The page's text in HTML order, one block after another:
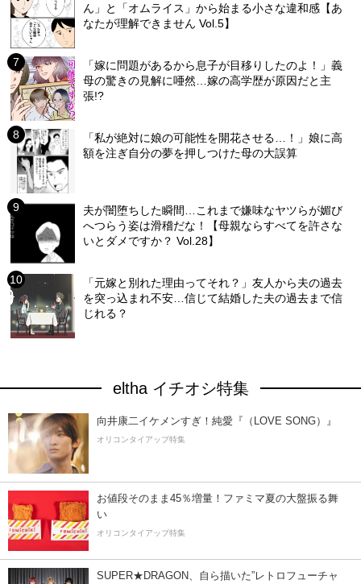
ん」と「オムライス」から始まる小さな違和感【あ
なたが理解できません Vol.5】
「嫁に問題があるから息子が目移りしたのよ！」義
母の驚きの見解に唖然…嫁の高学歴が原因だと主
張!?
「私が絶対に娘の可能性を開花させる…！」娘に高
額を注ぎ自分の夢を押しつけた母の大誤算
夫が闇堕ちした瞬間…これまで嫌味なヤツらが媚び
へつらう姿は滑稽だな！【母親ならすべてを許さな
いとダメですか？ Vol.28】
「元嫁と別れた理由ってそれ？」友人から夫の過去
を突っ込まれ不安…信じて結婚した夫の過去まで信
じれる？
eltha イチオシ特集
向井康二イケメンすぎ！純愛『（LOVE SONG）』
オリコンタイアップ特集
お値段そのまま45％増量！ファミマ夏の大盤振る舞
い
オリコンタイアップ特集
SUPER★DRAGON、自ら描いた”レトロフューチャ